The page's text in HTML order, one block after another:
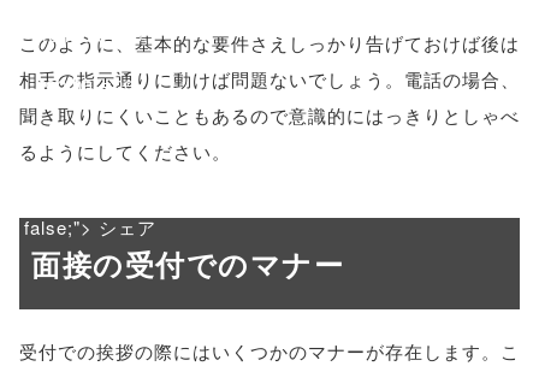
menubar=no,
toolbar=no,
scrollbars=yes'
false;"> シェア
このように、基本的な要件さえしっかり告げておけば後は
相手の指示通りに動けば問題ないでしょう。電話の場合、
聞き取りにくいこともあるので意識的にはっきりとしゃべ
るようにしてください。
面接の受付でのマナー
受付での挨拶の際にはいくつかのマナーが存在します。こ